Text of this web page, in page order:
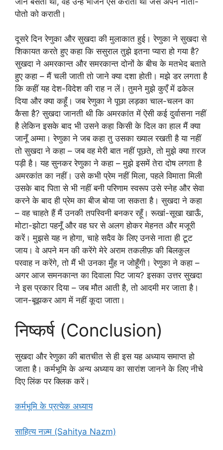
पोतो को कराती।
दूसरे दिन रेणुका और सुखदा की मुलाकात हुई। रेणुका ने सुखदा से
शिकायत करते हुए कहा कि ससुराल तुझे इतना प्यारा हो गया है?
सुखदा ने अमरकान्त और समरकान्त दोनों के बीच के मतभेद बताते
हुए कहा – मैं चली जाती तो जाने क्या दशा होती। मझे डर लगता है
कि कहीं यह देश-विदेश की राह न लें। तुमने मुझे कुएँ में ढकेल
दिया और क्या कहूँ। जब रेणुका ने पूछा लड़का चाल-चलन का
कैसा है? सुखदा जानती थी कि अमरकांत में ऐसी कई दुर्वासना नहीं
है लेकिन इसके बाद भी उसने कहा किसी के दिल का हाल मैं क्या
जानूँ अम्मा। रेणुका ने जब कहा तु उसका ख्याल रखती है या नहीं
तो सुखदा ने कहा – जब वह मेरी बात नहीं पूछते, तो मुझे क्या ग़रज
पड़ी है। यह सुनकर रेणुका ने कहा – मुझे इसमें तेरा दोष लगता है
अमरकांत का नहीं। उसे कभी प्रेम नहीं मिला, पहले विमाता मिली
उसके बाद पिता से भी नहीं बनी परिणाम स्वरूप उसे स्नेह और सेवा
करने के बाद ही प्रेम का बीज बोया जा सकता है। सुखदा ने कहा
– वह चाहते हैं मैं उनकी तपस्विनी बनकर रहूँ। रूखां-सूखा खाऊँ,
मोटा-झोटा पहनूँ और वह घर से अलग होकर मेहनत और मजूरी
करें। मुझसे यह न होगा, चाहे सदैव के लिए उनसे नाता ही टूट
जाय। वे अपने मन की करेंगे मेरे अराम तकलीफ़ की बिलकुल
परवाह न करेंगे, तो मैं भी उनका मुँह न जोहूँगी। रेणुका ने कहा –
अगर आज समनकान्त का दिवाला पिट जाय? इसका उत्तर सुखदा
ने इस प्रकार दिया – जब मौत आती है, तो आदमी मर जाता है।
जान-बूझकर आग में नहीं कूदा जाता।
निष्कर्ष (Conclusion)
सुखदा और रेणुका की बातचीत से ही इस यह अध्याय समाप्त हो
जाता है। कर्मभूमि के अन्य अध्याय का सारांश जानने के लिए नीचे
दिए लिंक पर क्लिक करें।
कर्मभूमि के प्रत्येक अध्याय
साहित्य नज़्म (Sahitya Nazm)